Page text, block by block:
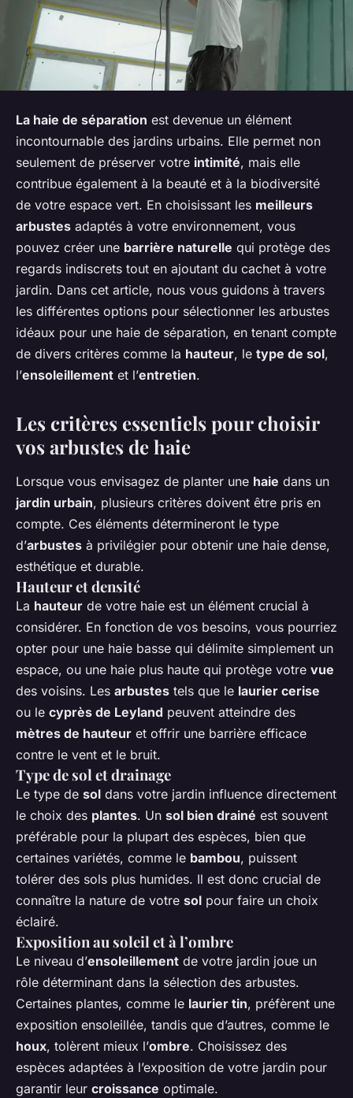
La haie de séparation est devenue un élément
incontournable des jardins urbains. Elle permet non
seulement de préserver votre intimité, mais elle
contribue également à la beauté et à la biodiversité
de votre espace vert. En choisissant les meilleurs
arbustes adaptés à votre environnement, vous
pouvez créer une barrière naturelle qui protège des
regards indiscrets tout en ajoutant du cachet à votre
jardin. Dans cet article, nous vous guidons à travers
les différentes options pour sélectionner les arbustes
idéaux pour une haie de séparation, en tenant compte
de divers critères comme la hauteur, le type de sol,
l’ensoleillement et l’entretien.
Les critères essentiels pour choisir
vos arbustes de haie
Lorsque vous envisagez de planter une haie dans un
jardin urbain, plusieurs critères doivent être pris en
compte. Ces éléments détermineront le type
d’arbustes à privilégier pour obtenir une haie dense,
esthétique et durable.
Hauteur et densité
La hauteur de votre haie est un élément crucial à
considérer. En fonction de vos besoins, vous pourriez
opter pour une haie basse qui délimite simplement un
espace, ou une haie plus haute qui protège votre vue
des voisins. Les arbustes tels que le laurier cerise
ou le cyprès de Leyland peuvent atteindre des
mètres de hauteur et offrir une barrière efficace
contre le vent et le bruit.
Type de sol et drainage
Le type de sol dans votre jardin influence directement
le choix des plantes. Un sol bien drainé est souvent
préférable pour la plupart des espèces, bien que
certaines variétés, comme le bambou, puissent
tolérer des sols plus humides. Il est donc crucial de
connaître la nature de votre sol pour faire un choix
éclairé.
Exposition au soleil et à l’ombre
Le niveau d’ensoleillement de votre jardin joue un
rôle déterminant dans la sélection des arbustes.
Certaines plantes, comme le laurier tin, préfèrent une
exposition ensoleillée, tandis que d’autres, comme le
houx, tolèrent mieux l’ombre. Choisissez des
espèces adaptées à l’exposition de votre jardin pour
garantir leur croissance optimale.